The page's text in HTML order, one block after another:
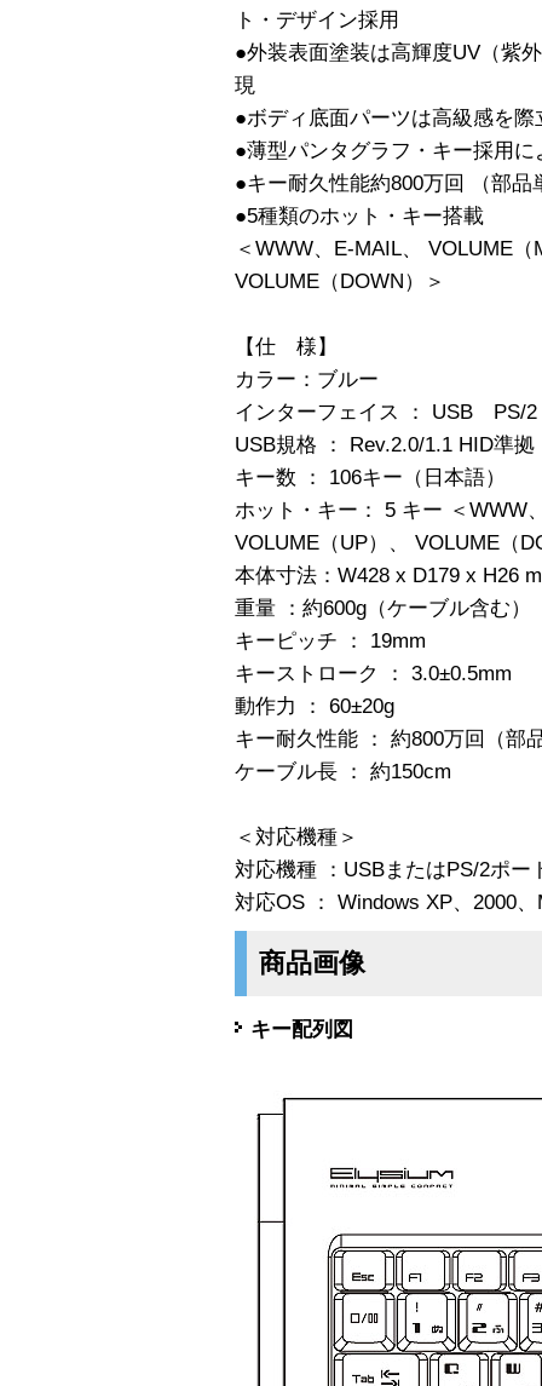
ト・デザイン採用
●外装表面塗装は高輝度UV（紫
現
●ボディ底面パーツは高級感を
●薄型パンタグラフ・キー採用
●キー耐久性能約800万回 （部
●5種類のホット・キー搭載
＜WWW、E-MAIL、 VOLUME
VOLUME（DOWN）＞
【仕 様】
カラー：ブルー
インターフェイス ： USB
USB規格 ： Rev.2.0/1.1 HID準拠
キー数 ： 106キー（日本語）
ホット・キー： 5 キー ＜WWW
VOLUME（UP）、 VOLUME（
本体寸法：W428 x D179 x H26
重量 ：約600g（ケーブル含む）
キーピッチ ： 19mm
キーストローク ： 3.0±0.5mm
動作力 ： 60±20g
キー耐久性能 ： 約800万回（部
ケーブル長 ： 約150cm
＜対応機種＞
対応機種 ：USBまたはPS/2ポー
対応OS ： Windows XP、2000、
商品画像
キー配列図